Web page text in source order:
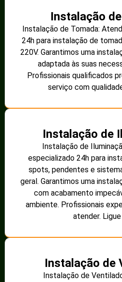
Instalação
Instalação de Tomada:
24h para instalação de
220V. Garantimos uma
adaptada às suas
Profissionais qualificados
serviço com
Instalação de
Instalação de
especializado 24h para
spots, pendentes e
geral. Garantimos uma
com acabamento
ambiente. Profissionais
atender.
Instalação de
Instalação de